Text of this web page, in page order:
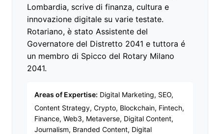
Lombardia, scrive di finanza, cultura e
innovazione digitale su varie testate.
Rotariano, è stato Assistente del
Governatore del Distretto 2041 e tuttora é
un membro di Spicco del Rotary Milano
2041.
Areas of Expertise: Digital Marketing, SEO,
Content Strategy, Crypto, Blockchain, Fintech,
Finance, Web3, Metaverse, Digital Content,
Journalism, Branded Content, Digital